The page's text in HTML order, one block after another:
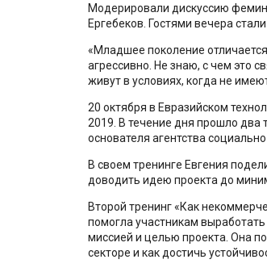
Модерировали дискуссию
Ергебеков. Гостями вечера
«Младшее поколение
агрессивно. Не знаю, с чем это
живут в условиях, когда не
20 октября в Евразийском
2019. В течение дня прошло два
основателя агентства
В своем тренинге Евгения
доводить идею проекта до
Второй тренинг «Как
помогла участникам
миссией и целью проекта. Она
секторе и как достичь